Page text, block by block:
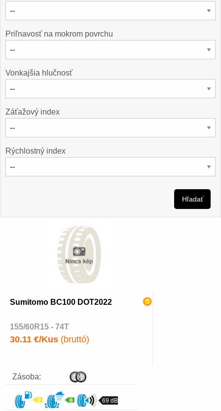
Priľnavosť na mokrom povrchu
Vonkajšia hlučnosť
Záťažový index
Rýchlostný index
Hľadať
Sumitomo BC100 DOT2022
155/60R15 - 74T
30.11 €/Kus (bruttó)
Zásoba:
69 dB